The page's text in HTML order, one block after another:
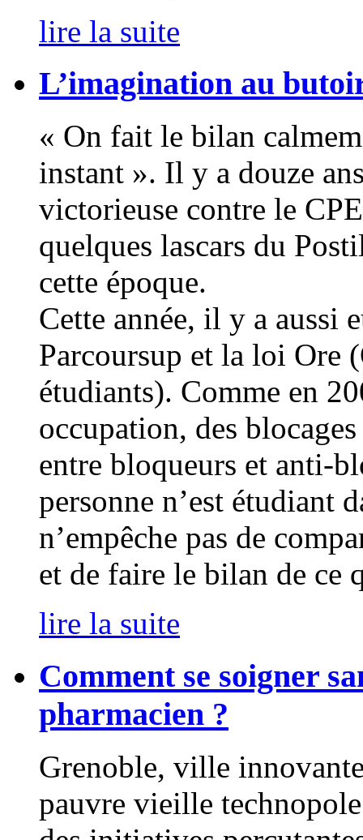
lire la suite
L’imagination au
« On fait le bilan
instant ». Il y a douze
victorieuse contre le
quelques lascars du
cette époque.
Cette année, il y a aussi
Parcoursup et la loi Ore
étudiants). Comme en
occupation, des
entre bloqueurs et anti-
personne n’est étudiant
n’empêche pas de
et de faire le bilan de ce
lire la suite
Comment se soigner
pharmacien ?
Grenoble, ville
pauvre vieille